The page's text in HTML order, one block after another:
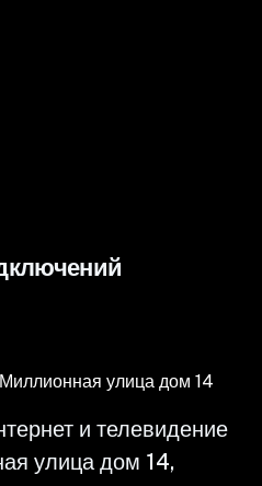
улица дом 14
и телевидение
улица дом 14,